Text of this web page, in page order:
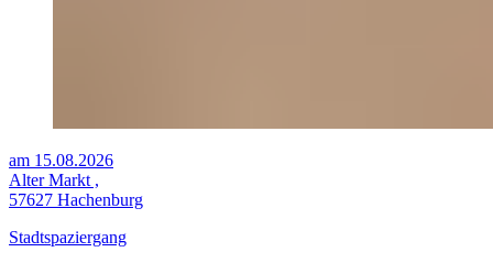
am 15.08.2026
Alter Markt ,
57627 Hachenburg
Stadtspaziergang